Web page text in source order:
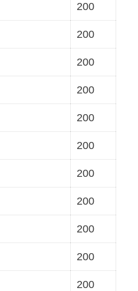
200
200
200
200
200
200
200
200
200
200
200